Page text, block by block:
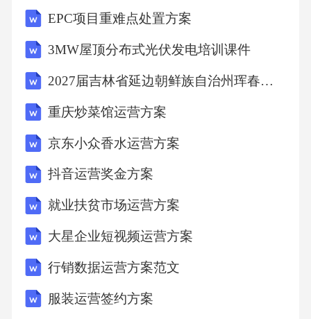
设定为：提升品牌知名度、优化产品结构、增
强消费者购买体验。具体战略方向包括：通过
精准营销提升品牌曝光率，开发具有独特功能
系。这些目标的实现将有助于增强市场竞争
力，实现可持续增长。二、花洒淘宝运营方案2.
1背景分析 淘宝平台上的花洒市场竞争日益激
烈，众多品牌和商家争夺市场份额。消费者对
点，对产品质量和品牌信誉的要求也越来越
高。在这样的背景下，制定一套科学合理的淘
宝花洒运营方案，对于提升品牌竞争力和市场
EPC项目重难点处置方案
3MW屋顶分布式光伏发电培训课件
2027届吉林省延边朝鲜族自治州珲春市数学四上期末考试试题含解析
重庆炒菜馆运营方案
京东小众香水运营方案
抖音运营奖金方案
就业扶贫市场运营方案
大星企业短视频运营方案
行销数据运营方案范文
服装运营签约方案